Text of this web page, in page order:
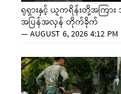
ရုရှားနှင့် ယူကရိန်းတို့အကြာ
အပြန်အလှန် တိုက်ခိုက်
—AUGUST 6, 2026 4:12 PM